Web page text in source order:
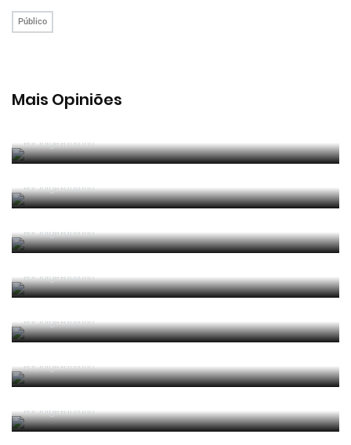
Público
Mais Opiniões
PorJorge Faustino
PorJorge Faustino
PorJorge Faustino
PorJorge Faustino
PorJorge Faustino
PorJorge Faustino
PorJorge Faustino